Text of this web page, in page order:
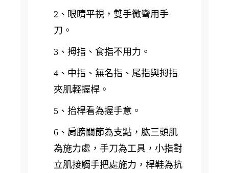
2、眼睛平視，雙手微彎用手
刀。
3、拇指、食指不用力。
4、中指、無名指、尾指與拇指
夾肌輕握桿。
5、抬桿看為握手意。
6、肩膀關節為支點，肱三頭肌
為施力處，手刀為工具，小指對
立肌接觸手把處施力，桿鞋為抗